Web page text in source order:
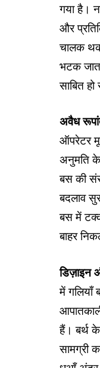
गया है।
और
चालक
भटक
साबित
अवैध
ऑपरेटर
अनुमति
बस की
बदलाव
बस में
बाहर
डिज़ाइन
में गलियाँ
हैं। बर्थ के
सामग्री